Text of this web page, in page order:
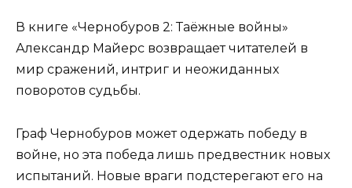
В книге «Чернобуров 2: Таёжные войны»
Александр Майерс возвращает читателей в
мир сражений, интриг и неожиданных
поворотов судьбы.
Граф Чернобуров может одержать победу в
войне, но эта победа лишь предвестник новых
испытаний. Новые враги подстерегают его на